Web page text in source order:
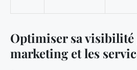
Optimiser sa visibilité
marketing et les